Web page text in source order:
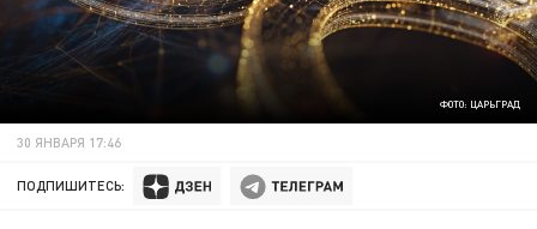
ФОТО: ЦАРЬГРАД
30 ЯНВАРЯ 17:46
ПОДПИШИТЕСЬ: